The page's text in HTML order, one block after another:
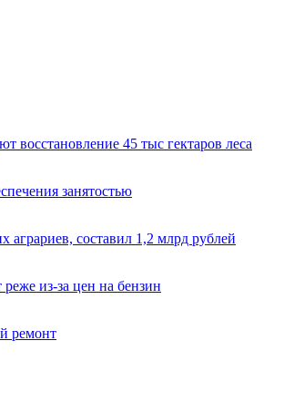
восстановление 45 тыс гектаров леса
занятостью
аграриев, составил 1,2 млрд рублей
из-за цен на бензин
ремонт